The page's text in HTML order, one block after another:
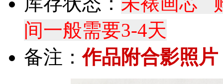
间一般需要3-4天
备注：作品附合影照片